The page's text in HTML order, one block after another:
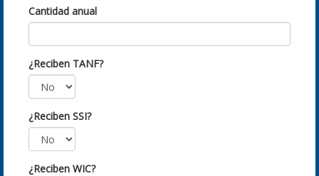
Cantidad anual
¿Reciben TANF?
¿Reciben SSI?
¿Reciben WIC?